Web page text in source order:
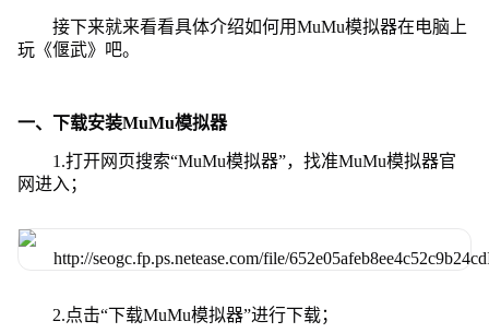
接下来就来看看具体介绍如何用MuMu模拟器在电脑上
玩《偃武》吧。
一、下载安装MuMu模拟器
1.打开网页搜索“MuMu模拟器”，找准MuMu模拟器官
网进入；
2.点击“下载MuMu模拟器”进行下载；